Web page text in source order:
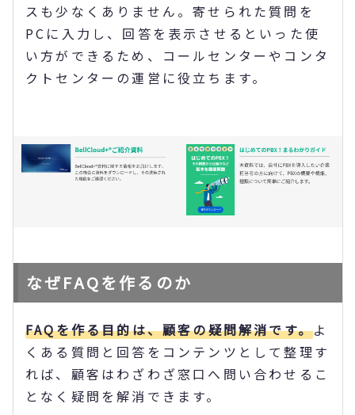
スも少なくありません。寄せられた質問を
PCに入力し、回答を表示させるといった使
い方ができるため、コールセンターやコンタ
クトセンターの運営に役立ちます。
なぜFAQを作るのか
FAQを作る目的は、顧客の疑問解消です。よ
くある質問と回答をコンテンツとして整理す
れば、顧客はわざわざ窓口へ問い合わせるこ
となく疑問を解消できます。